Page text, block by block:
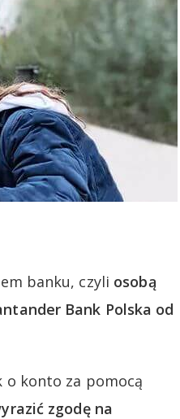
banku, czyli osobą
Bank Polska od
o konto za pomocą
zgodę na